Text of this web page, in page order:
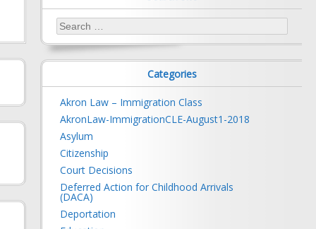
Search
Categories
Akron Law – Immigration Class
AkronLaw-ImmigrationCLE-August1-2018
Asylum
Citizenship
Court Decisions
Deferred Action for Childhood Arrivals
(DACA)
Deportation